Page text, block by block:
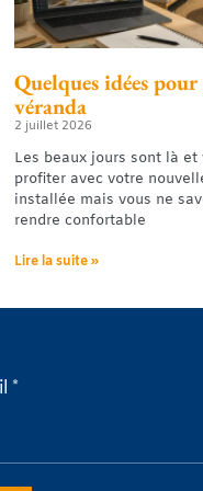
Quelques idées
véranda
2 juillet 2026
Les beaux jours sont là et
profiter avec votre
installée mais vous ne
rendre confortable
Lire la suite »
*